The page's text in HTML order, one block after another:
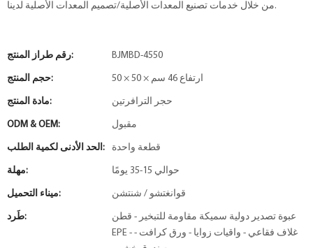
من خلال خدمات تصنيع المعدات الأصلية/تصميم المعدات الأصلية لدينا.
رقم طراز المنتج: BJMBD-4550
حجم المنتج: 50 × 50 × ارتفاع 46 سم
مادة المنتج: حجر الترافرتين
ODM & OEM: مقبول
الحد الأدنى لكمية الطلب: قطعة واحدة
مهلة: حوالي 15-35 يومًا
ميناء التحميل: قوانغتشو / شنتشن
طَرد:
عبوة تصدير دولية سميكة مقاومة للتبخير - قطن
EPE - غلاف فقاعي - واقيات زوايا - ورق كرافت -